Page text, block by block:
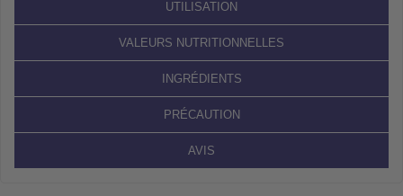
UTILISATION
VALEURS NUTRITIONNELLES
INGRÉDIENTS
PRÉCAUTION
AVIS